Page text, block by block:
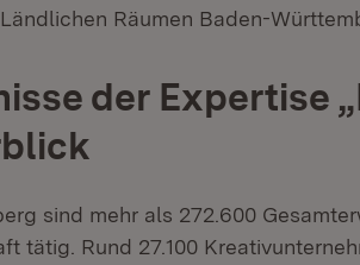
Räumen Baden-
der Expertise
sind mehr als 272.600
tätig. Rund 27.100